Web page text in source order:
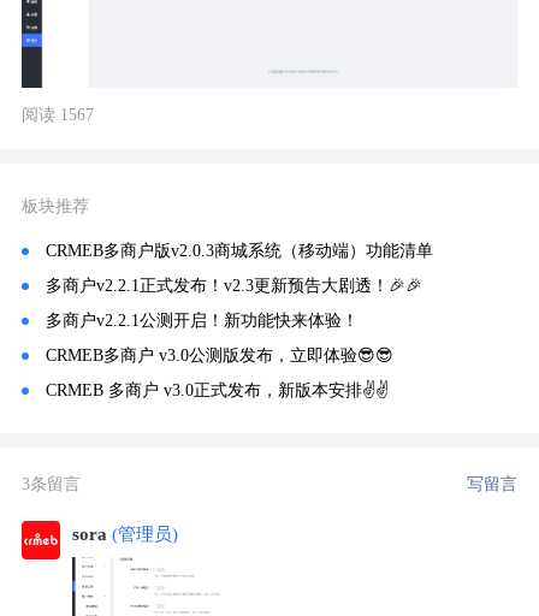
阅读 1567
板块推荐
CRMEB多商户版v2.0.3商城系统（移动端）功能清单
多商户v2.2.1正式发布！v2.3更新预告大剧透！🎉🎉
多商户v2.2.1公测开启！新功能快来体验！
CRMEB多商户 v3.0公测版发布，立即体验😎😎
CRMEB 多商户 v3.0正式发布，新版本安排✌️✌️
3条留言 写留言
sora (管理员)